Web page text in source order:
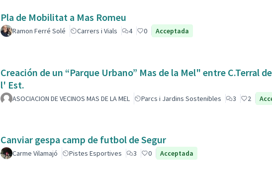
Pla de Mobilitat a Mas Romeu
Ramon Ferré Solé Carrers i Vials 4 0 Acceptada
Creación de un “Parque Urbano” Mas de la Mel" entre C.Terral
l' Est.
ASOCIACION DE VECINOS MAS DE LA MEL Parcs i Jardins Sostenibles 3 2
Canviar gespa camp de futbol de Segur
Carme Vilamajó Pistes Esportives 3 0 Acceptada